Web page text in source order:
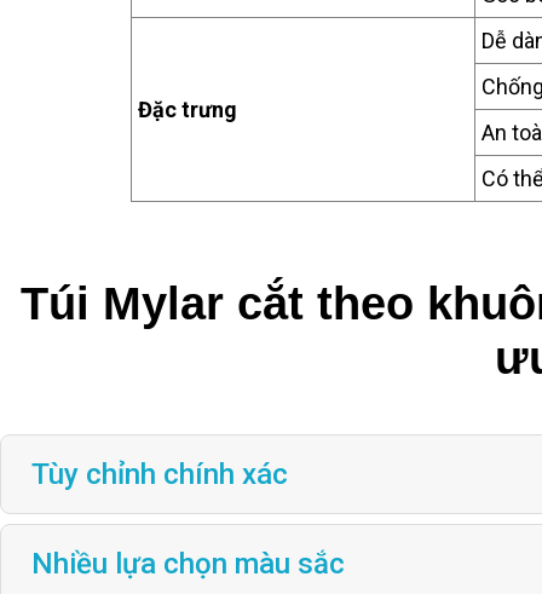
Đặc trưng
Dễ
An
Có
Túi Mylar cắt theo
Tùy chỉnh chính xác
Nhiều lựa chọn màu sắc